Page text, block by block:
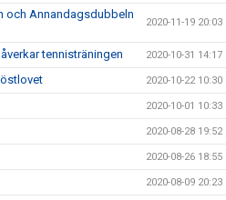
och Annandagsdubbeln
2020-11-19 20:03
tennisträningen 2020-10-31 14:17
2020-10-22 10:30
2020-10-01 10:33
2020-08-28 19:52
2020-08-26 18:55
2020-08-09 20:23